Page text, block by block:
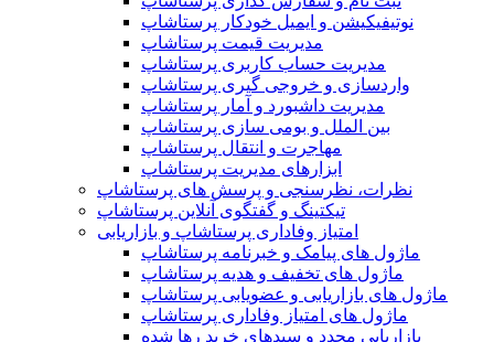
نوتیفیکیشن و ایمیل خودکار پرستاشاپ
مدیریت قیمت پرستاشاپ
مدیریت حساب کاربری پرستاشاپ
واردسازی و خروجی گیری پرستاشاپ
مدیریت داشبورد و آمار پرستاشاپ
بین الملل و بومی سازی پرستاشاپ
مهاجرت و انتقال پرستاشاپ
ابزارهای مدیریت پرستاشاپ
نظرات، نظرسنجی و پرسش های پرستاشاپ
تیکتینگ و گفتگوی آنلاین پرستاشاپ
امتیاز وفاداری پرستاشاپ و بازاریابی
ماژول های پیامک و خبرنامه پرستاشاپ
ماژول های تخفیف و هدیه پرستاشاپ
ماژول های بازاریابی و عضویابی پرستاشاپ
ماژول های امتیاز وفاداری پرستاشاپ
بازاریابی مجدد و سبدهای خرید رها شده